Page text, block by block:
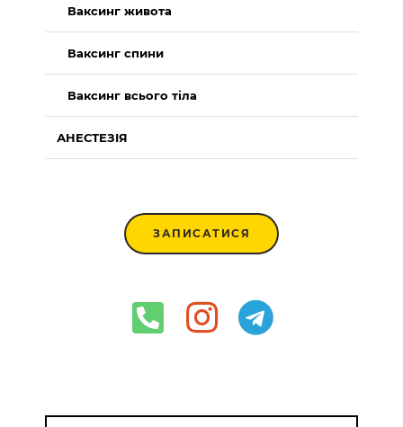
Ваксинг живота
Ваксинг спини
Ваксинг всього тіла
АНЕСТЕЗІЯ
ЗАПИСАТИСЯ